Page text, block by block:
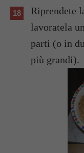
Riprendete
lavoratela
parti (o in
più grandi).